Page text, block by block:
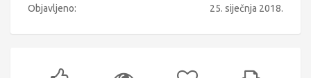
Objavljeno: 25. siječnja 2018.